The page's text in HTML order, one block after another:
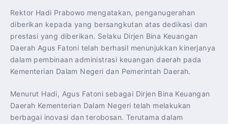
Rektor Hadi Prabowo mengatakan, penganugerahan
diberikan kepada yang bersangkutan atas dedikasi dan
prestasi yang diberikan. Selaku Dirjen Bina Keuangan
Daerah Agus Fatoni telah berhasil menunjukkan kinerjanya
dalam pembinaan administrasi keuangan daerah pada
Kementerian Dalam Negeri dan Pemerintah Daerah.
Menurut Hadi, Agus Fatoni sebagai Dirjen Bina Keuangan
Daerah Kementerian Dalam Negeri telah melakukan
berbagai inovasi dan terobosan. Terutama dalam